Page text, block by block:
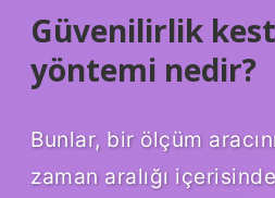
Güvenilirlik
yöntemi nedir?
Bunlar, bir ölçüm
zaman aralığı